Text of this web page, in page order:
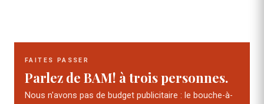
FAITES PASSER
Parlez de BAM! à trois personnes.
Nous n'avons pas de budget publicitaire : le bouche-à-